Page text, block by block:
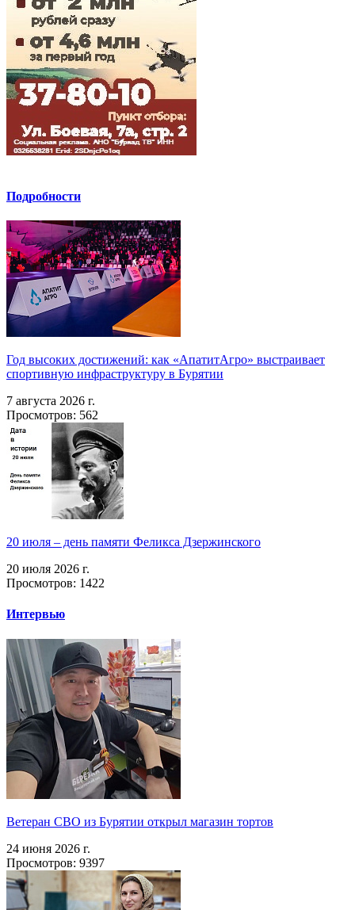
Подробности
Год высоких достижений: как «АпатитАгро» выстраивает
спортивную инфраструктуру в Бурятии
7 августа 2026 г.
Просмотров: 562
20 июля – день памяти Феликса Дзержинского
20 июля 2026 г.
Просмотров: 1422
Интервью
Ветеран СВО из Бурятии открыл магазин тортов
24 июня 2026 г.
Просмотров: 9397